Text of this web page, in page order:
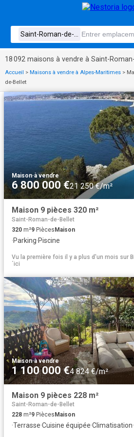
18 092 maisons à vendre à Saint-
Accueil > Maisons à vendre à Alpes-Maritimes >
de-Bellet
Maison·à vendre
6 800 000 €21 250 €/m²
Maison 9 pièces 320 m²
Saint-Roman-de-Bellet
320 m²9 PiècesMaison
·Parking·Piscine
Vu la première fois il y a plus d'un mois sur
´ici
Maison·à vendre
1 100 000 €4 824 €/m²
Maison 9 pièces 228 m²
Saint-Roman-de-Bellet
228 m²9 Pièces Maison
·Terrasse·Cuisine équipée·Climatisation·